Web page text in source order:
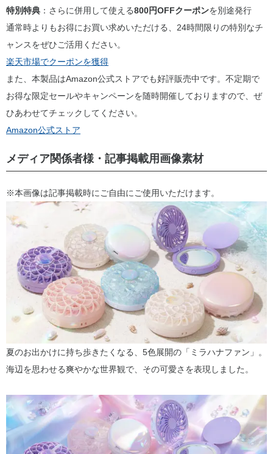
特別特典 ：さらに併用して使える800円OFFクーポンを別途発行
通常時よりもお得にお買い求めいただける、24時間限りの特別なチ
ャンスをぜひご活用ください。
楽天市場でクーポンを獲得
また、本製品はAmazon公式ストアでも好評販売中です。不定期で
お得な限定セールやキャンペーンを随時開催しておりますので、ぜ
ひあわせてチェックしてください。
Amazon公式ストア
メディア関係者様・記事掲載用画像素材
※本画像は記事掲載時にご自由にご使用いただけます。
夏のお出かけに持ち歩きたくなる、5色展開の「ミラハナファン」。
海辺を思わせる爽やかな世界観で、その可愛さを表現しました。